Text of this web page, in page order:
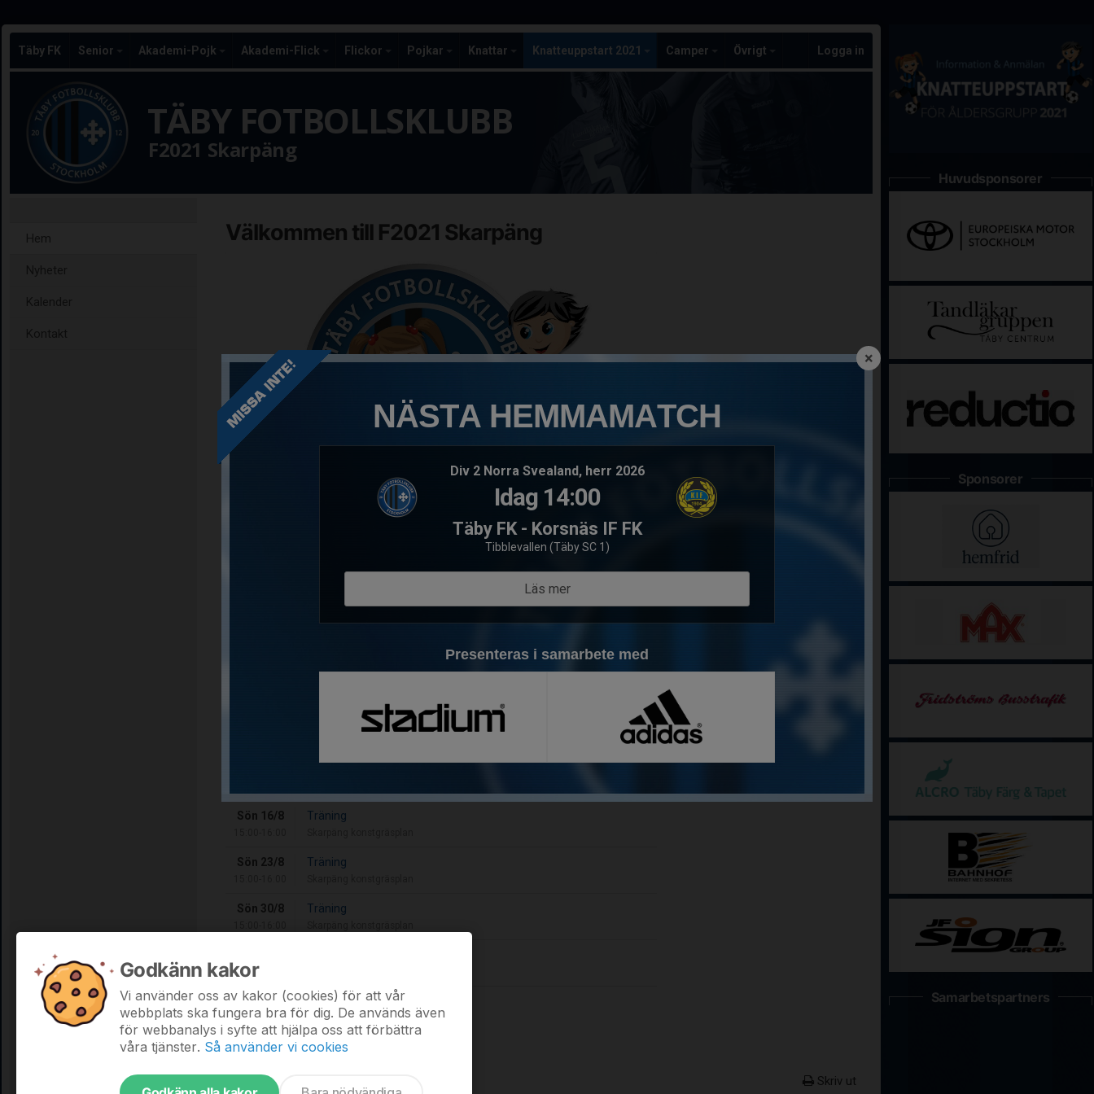
Täby FK Senior Akademi-Pojk Akademi-Flick Flickor Pojkar Knattar Knatteuppstart 2021 Camper Övrigt Logga in
TÄBY FOTBOLLSKLUBB
F2021 Skarpäng
Hem
×
NÄSTA HEMMAMATCH
Div 2 Norra Svealand, herr 2026
Idag 14:00
Täby FK - Korsnäs IF FK
Tibblevallen (Täby SC 1)
Läs mer
Presenteras i samarbete med
Välkommen till F2021 Skarpäng
Träningsstart söndag 26 april
Skarpäng konstgräsplankartlänk
Mer info om årets Knatteuppstart:länk
Sön 16/8 Träning
Sön 23/8 Träning
Sön 30/8 Träning
15:00-16:00
Hela kalendern
Skriv ut
Huvudsponsorer
Sponsorer
Samarbetspartners
Godkänn kakor
Vi använder oss av kakor (cookies) för att vår
webbplats ska fungera bra för dig. De används även
för webbanalys i syfte att hjälpa oss att förbättra
våra tjänster. Så använder vi cookies